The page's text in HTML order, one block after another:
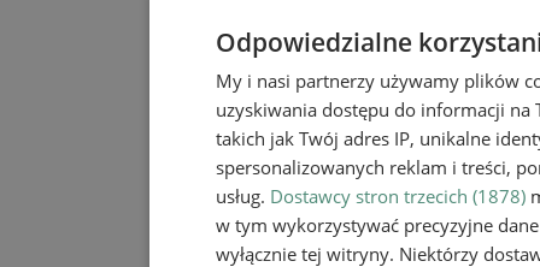
Odpowiedzialne
My i nasi partnerzy używamy plików
uzyskiwania dostępu do informacji
takich jak Twój adres IP, unikalne
spersonalizowanych reklam i treści,
usług. Dostawcy stron trzecich (1878)
w tym wykorzystywać precyzyjne
wyłącznie tej witryny. Niektórzy